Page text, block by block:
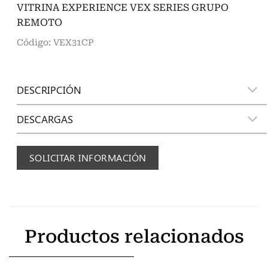
VITRINA EXPERIENCE VEX SERIES GRUPO
REMOTO
Código: VEX31CP
DESCRIPCIÓN
DESCARGAS
SOLICITAR INFORMACIÓN
Productos relacionados